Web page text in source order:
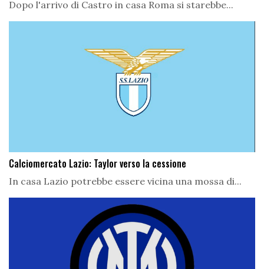
Dopo l'arrivo di Castro in casa Roma si starebbe...
Calciomercato Lazio: Taylor verso la cessione
In casa Lazio potrebbe essere vicina una mossa di...